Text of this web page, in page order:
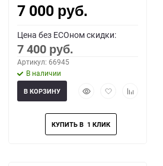
7 000 руб.
Цена без ECOном скидки:
7 400 руб.
Артикул: 66945
В наличии
БыстрыйДобавить
избранное
Добавить
В КОРЗИНУ